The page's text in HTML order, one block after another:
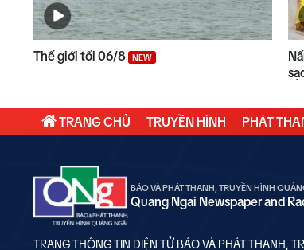
Thế giới tối 06/8 NEW
TRANG CHỦ TRUYỀN HÌNH PHÁT
BÁO VÀ PHÁT THANH, TRUYỀN HÌNH
Quang Ngai Newspaper and
TRANG THÔNG TIN ĐIỆN TỬ BÁO VÀ PHÁT THANH,